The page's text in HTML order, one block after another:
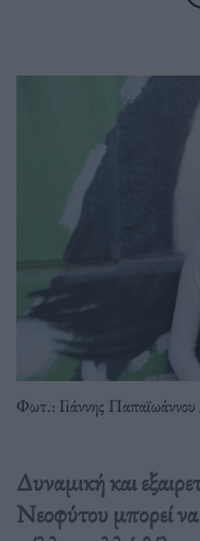
Φωτ.: Γιάννης
Δυναμική και
Νεοφύτου μπορεί να